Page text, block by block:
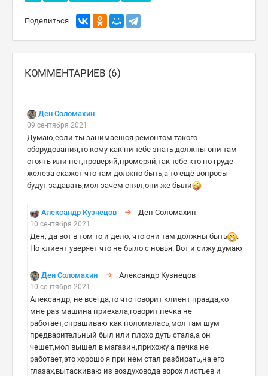
Поделиться
КОММЕНТАРИЕВ (6)
Ден Соломахин
09 сентября 2021
Думаю,если ты занимаешся ремонтом такого
оборудования,то кому как ни тебе знать должны они там
стоять или нет,проверяй,промеряй,так тебе кто по груде
железа скажет что там должно быть,а то ещё вопросы
будут задавать,мол зачем снял,они же были
Александр Кузнецов Ден Соломахин
10 сентября 2021
Ден, да вот в том то и дело, что они там должны быть
.
Но клиент уверяет что не было с новья. Вот и сижу думаю
Ден Соломахин Александр Кузнецов
10 сентября 2021
Александр, не всегда,то что говорит клиент правда,ко
мне раз машина приехала,говорит печка не
работает,спрашиваю как поломалась,мол там шум
предварительный был или плохо дуть стала,а он
чешет,мол вышел в магазин,прихожу а печка не
работает,это хорошо я при нем стал разбирать,на его
глазах,вытаскиваю из воздуховода ворох листьев и